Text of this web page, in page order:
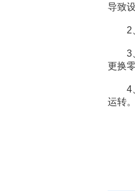
导致
2、
3、
更换
4、
运转。